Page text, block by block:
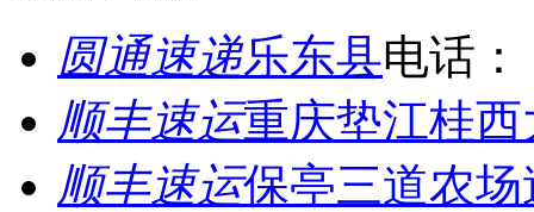
圆通速递乐东县电话：
顺丰速运重庆垫江桂
顺丰速运保亭三道农